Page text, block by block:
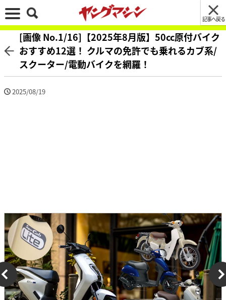
記事へ戻る
[画像 No.1/16]【2025年8月版】50cc原付バイク
おすすめ12選！ クルマの免許でも乗れるカブ系/
スクーター/電動バイクを網羅！
2025/08/19